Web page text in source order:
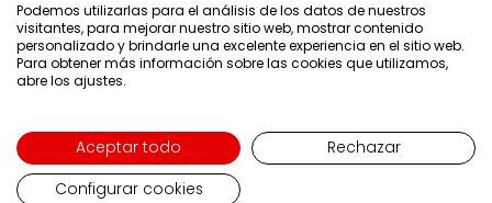
Contacto
Copyright ©2019 Servei Estació S.A - Web desarrollada por
Lenguaje
Español
Podemos utilizarlas para el análisis de los datos de nuestros
visitantes, para mejorar nuestro sitio web, mostrar contenido
personalizado y brindarle una excelente experiencia en el sitio web.
Para obtener más información sobre las cookies que utilizamos,
abre los ajustes.
Aceptar todo
Rechazar
Configurar cookies